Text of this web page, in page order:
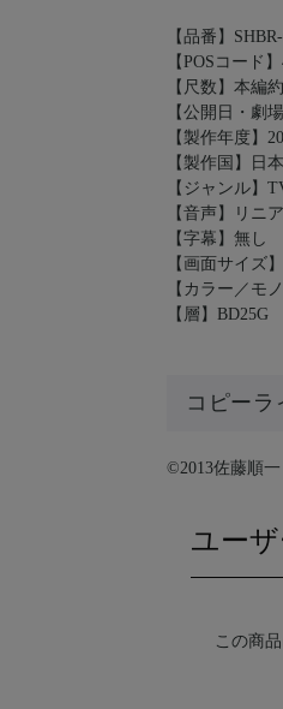
【品番】
【POSコード
【尺数】本編
【公開日・劇
【製作年度】
【製作国】日本
【ジャンル】
【音声】リニ
【字幕】無し
【画面サイズ
【カラー／モ
【層】BD25G
コピーラ
©2013佐藤順
ユー
この商